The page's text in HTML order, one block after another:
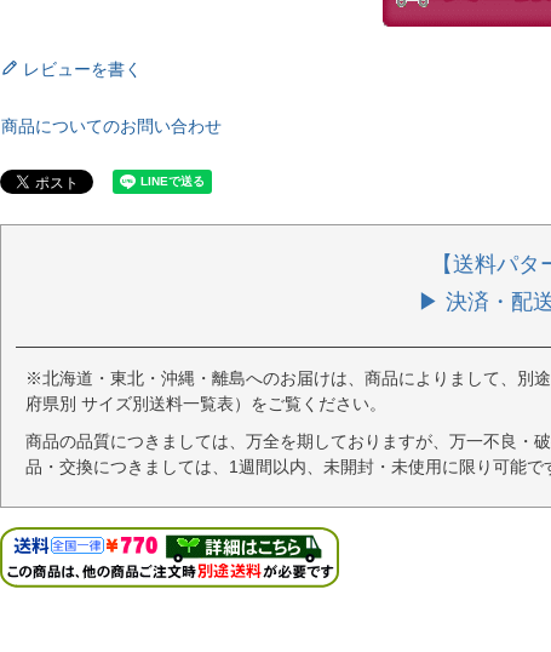
レビューを書く
商品についてのお問い合わせ
【送料パタ
▶ 決済・配
※北海道・東北・沖縄・離島へのお届けは、商品によりまして、別
府県別 サイズ別送料一覧表）をご覧ください。
商品の品質につきましては、万全を期しておりますが、万一不良・
品・交換につきましては、1週間以内、未開封・未使用に限り可能で